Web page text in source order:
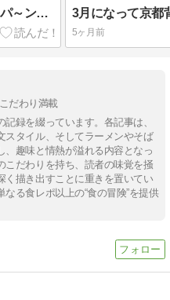
小サイズでもガッツリ二朗で腹パ～ン！ I♡京都拉麺1894『キラメキノトリ 宇治槇島店51』
5ヶ月前
だわり満載
録を綴っています。各記事は、
スタイル、そしてラーメンやそば
、趣味と情熱が溢れる内容となっ
こだわりを持ち、読者の味覚を掻
く描き出すことに重きを置いてい
る食レポ以上の“食の冒険”を提供